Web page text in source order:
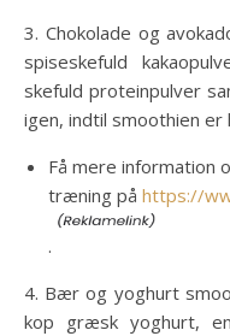
3. Chokolade og
spiseskefuld
skefuld proteinpulver
igen, indtil smoothien er
Få mere information
træning på https://
.
4. Bær og yoghurt
kop græsk yoghurt,